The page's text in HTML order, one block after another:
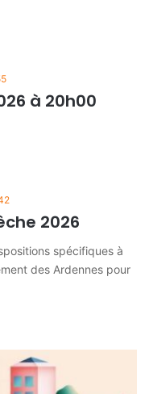
à 20h00
2026
spécifiques à
des Ardennes pour